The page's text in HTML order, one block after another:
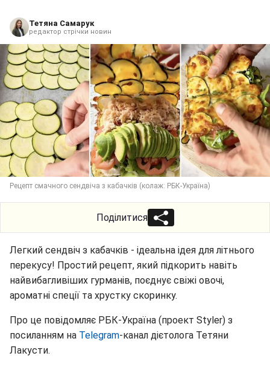
Тетяна Самарук
редактор стрічки новин
Рецепт смачного сендвіча з кабачків (колаж: РБК-Україна)
Поділитися
Легкий сендвіч з кабачків - ідеальна ідея для літнього
перекусу! Простий рецепт, який підкорить навіть
найвибагливіших гурманів, поєднує свіжі овочі,
ароматні спеції та хрустку скоринку.
Про це повідомляє РБК-Україна (проект Styler) з
посиланням на Telegram-канал дієтолога Тетяни
Лакусти.